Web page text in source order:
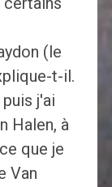
(le
t-il.
j'ai
Halen, à
que je
Van